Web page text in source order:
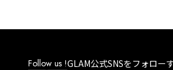
Follow us !GLAM公式SNSをフォロー